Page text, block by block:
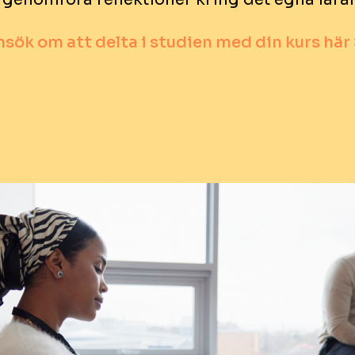
om att delta i studien med din kurs här